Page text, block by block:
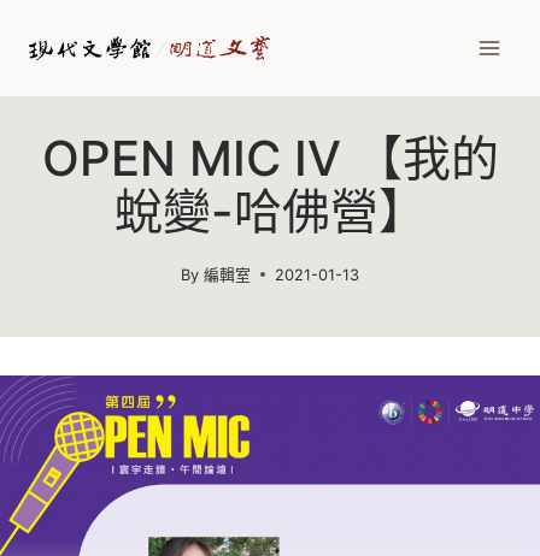
OPEN MIC IV 【我的
蛻變-哈佛營】
By 編輯室 2021-01-13